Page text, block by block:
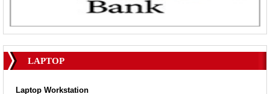
LAPTOP
Laptop Workstation